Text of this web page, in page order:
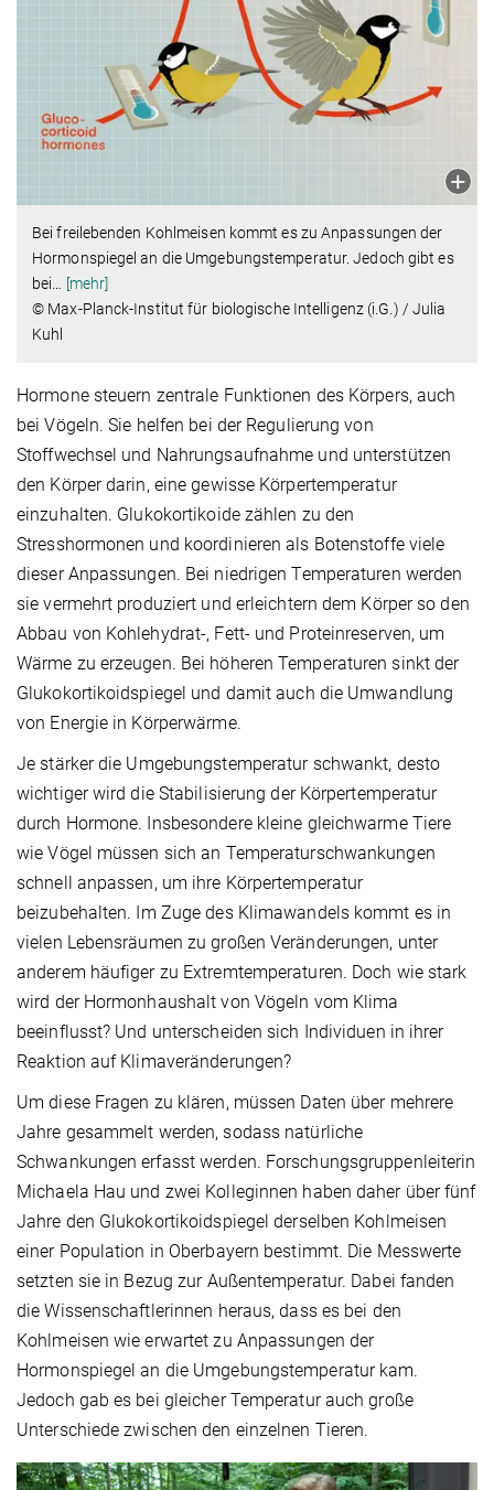
Bei freilebenden Kohlmeisen kommt es zu Anpassungen der
Hormonspiegel an die Umgebungstemperatur. Jedoch gibt es
bei… [mehr]
© Max-Planck-Institut für biologische Intelligenz (i.G.) / Julia
Kuhl
Hormone steuern zentrale Funktionen des Körpers, auch
bei Vögeln. Sie helfen bei der Regulierung von
Stoffwechsel und Nahrungsaufnahme und unterstützen
den Körper darin, eine gewisse Körpertemperatur
einzuhalten. Glukokortikoide zählen zu den
Stresshormonen und koordinieren als Botenstoffe viele
dieser Anpassungen. Bei niedrigen Temperaturen werden
sie vermehrt produziert und erleichtern dem Körper so den
Abbau von Kohlehydrat-, Fett- und Proteinreserven, um
Wärme zu erzeugen. Bei höheren Temperaturen sinkt der
Glukokortikoidspiegel und damit auch die Umwandlung
von Energie in Körperwärme.
Je stärker die Umgebungstemperatur schwankt, desto
wichtiger wird die Stabilisierung der Körpertemperatur
durch Hormone. Insbesondere kleine gleichwarme Tiere
wie Vögel müssen sich an Temperaturschwankungen
schnell anpassen, um ihre Körpertemperatur
beizubehalten. Im Zuge des Klimawandels kommt es in
vielen Lebensräumen zu großen Veränderungen, unter
anderem häufiger zu Extremtemperaturen. Doch wie stark
wird der Hormonhaushalt von Vögeln vom Klima
beeinflusst? Und unterscheiden sich Individuen in ihrer
Reaktion auf Klimaveränderungen?
Um diese Fragen zu klären, müssen Daten über mehrere
Jahre gesammelt werden, sodass natürliche
Schwankungen erfasst werden. Forschungsgruppenleiterin
Michaela Hau und zwei Kolleginnen haben daher über fünf
Jahre den Glukokortikoidspiegel derselben Kohlmeisen
einer Population in Oberbayern bestimmt. Die Messwerte
setzten sie in Bezug zur Außentemperatur. Dabei fanden
die Wissenschaftlerinnen heraus, dass es bei den
Kohlmeisen wie erwartet zu Anpassungen der
Hormonspiegel an die Umgebungstemperatur kam.
Jedoch gab es bei gleicher Temperatur auch große
Unterschiede zwischen den einzelnen Tieren.